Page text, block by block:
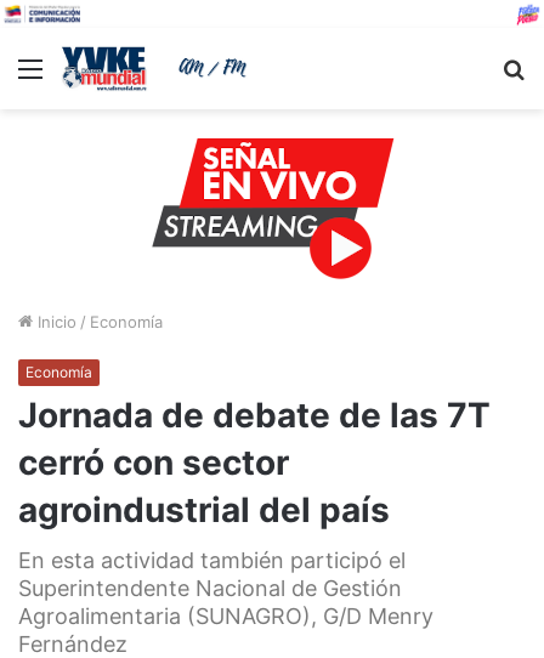
Menu
Inicio / Economía
Economía
Jornada de debate de las 7T
cerró con sector
agroindustrial del país
En esta actividad también participó el
Superintendente Nacional de Gestión
Agroalimentaria (SUNAGRO), G/D Menry
Fernández